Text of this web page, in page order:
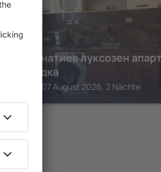
Граф игнатиев луксозен
топ гледка
Straldzha, 07 August 2026, 2 Nächte